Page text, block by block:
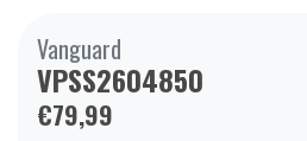
Vanguard
VPSS2604850
€79,99